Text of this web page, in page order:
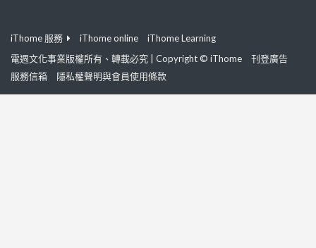
iThome 服務 iThome online
iThome Learning
電週文化事業版權所有、轉載必究 | Copyright © iThome
刊登廣告
服務信箱
隱私權聲明與會員使用條款